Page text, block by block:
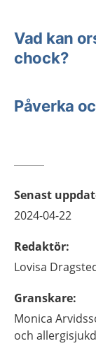
Vad kan
chock?
Påverka
Senast
2024-04-22
Redaktör:
Lovisa
Granskare:
Monica
och